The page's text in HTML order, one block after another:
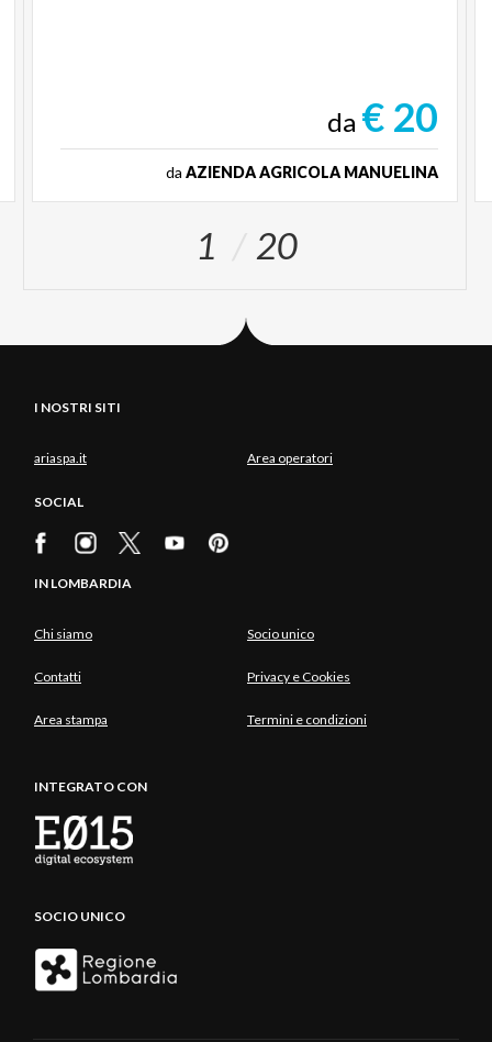
da € 20
da AZIENDA AGRICOLA MANUELINA
1 20
I NOSTRI SITI
ariaspa.it Area operatori
SOCIAL
IN LOMBARDIA
Chi siamo Socio unico
Contatti Privacy e Cookies
Area stampa Termini e condizioni
INTEGRATO CON
SOCIO UNICO